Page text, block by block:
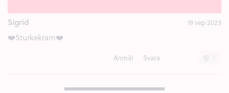
Sigrid 19 sep 2023
❤️Sturkekram❤️
Anmäl Svara